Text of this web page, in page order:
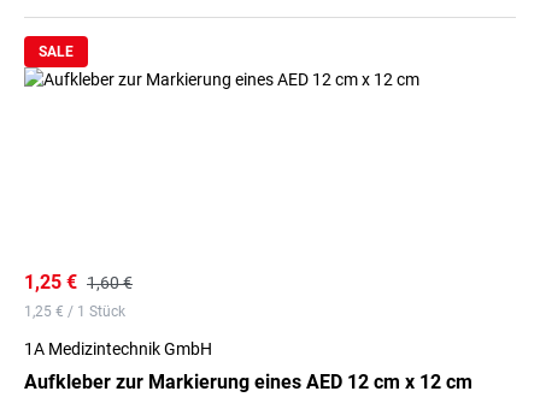
SALE
1,25 € 1,60 €
1,25 € / 1 Stück
1A Medizintechnik GmbH
Aufkleber zur Markierung eines AED 12 cm x 12 cm